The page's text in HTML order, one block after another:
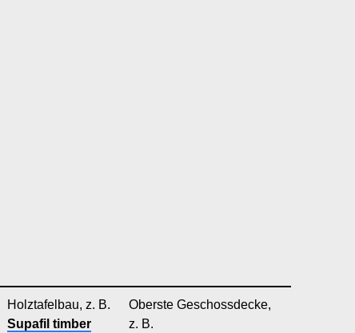
Holztafelbau, z. B.
Supafil timber
Oberste Geschossdecke,
z. B.